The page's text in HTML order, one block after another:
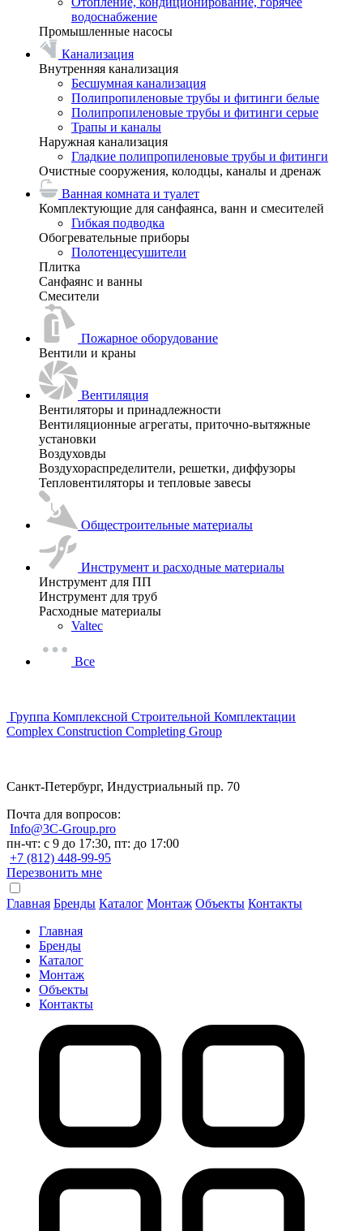
водоснабжение
Промышленные насосы
Канализация
Внутренняя канализация
Бесшумная канализация
Полипропиленовые трубы и фитинги белые
Полипропиленовые трубы и фитинги серые
Трапы и каналы
Наружная канализация
Гладкие полипропиленовые трубы и фитинги
Очистные сооружения, колодцы, каналы и дренаж
Ванная комната и туалет
Комплектующие для санфаянса, ванн и смесителей
Гибкая подводка
Обогревательные приборы
Полотенцесушители
Плитка
Санфаянс и ванны
Смесители
Пожарное оборудование
Вентили и краны
Вентиляция
Вентиляторы и принадлежности
Вентиляционные агрегаты, приточно-вытяжные
установки
Воздуховды
Воздухораспределители, решетки, диффузоры
Тепловентиляторы и тепловые завесы
Общестроительные материалы
Инструмент и расходные материалы
Инструмент для ПП
Инструмент для труб
Расходные материалы
Valtec
Все
Группа Комплексной Строительной Комплектации
Complex Construction Completing Group
Санкт-Петербург, Индустриальный пр. 70
Почта для вопросов:
Info@3C-Group.pro
пн-чт: с 9 до 17:30, пт: до 17:00
+7 (812) 448-99-95
Перезвонить мне
Главная Бренды Каталог Монтаж Объекты Контакты
Главная
Бренды
Каталог
Монтаж
Объекты
Контакты